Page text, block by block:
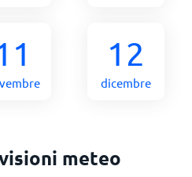
12
dicembre
meteo